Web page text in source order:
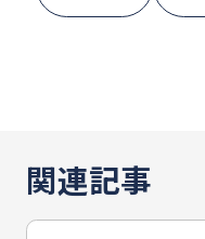
関連記事